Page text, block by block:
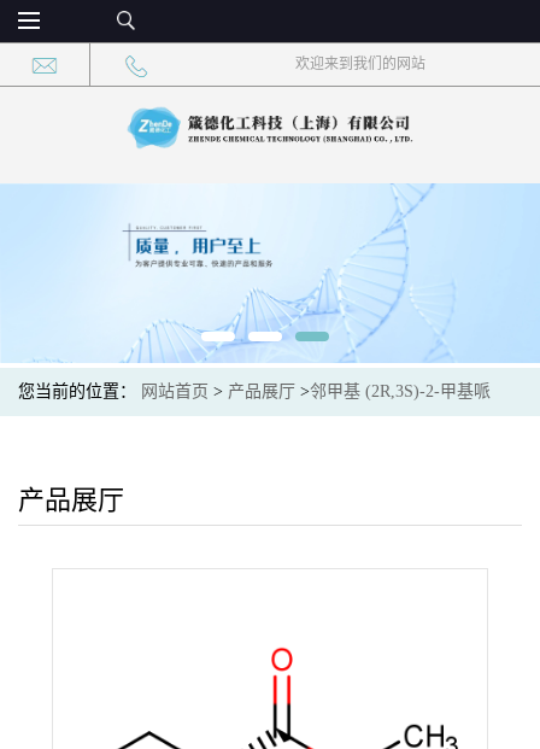
欢迎来到我们的网站
您当前的位置： 网站首页 > 产品展厅 >邻甲基 (2R,3S)-2-甲基哌
产品展厅